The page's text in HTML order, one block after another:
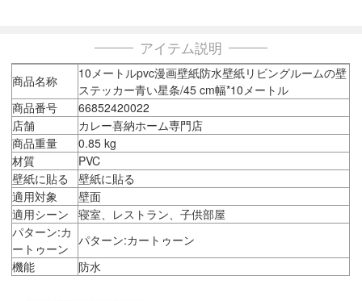
アイテム説明
商品名称
10メートルpvc漫画壁紙防水壁紙リビングルームの壁
ステッカー青い星条/45 cm幅*10メートル
商品番号
66852420022
店舗
カレー喜納ホーム専門店
商品重量
0.85 kg
材質
PVC
壁紙に貼る
壁紙に貼る
適用対象
壁面
適用シーン
寝室、レストラン、子供部屋
パターン:カ
ートゥーン
パターン:カートゥーン
機能
防水